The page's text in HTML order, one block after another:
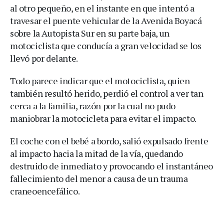
al otro pequeño, en el instante en que intentó a
travesar el puente vehicular de la Avenida Boyacá
sobre la Autopista Sur en su parte baja, un
motociclista que conducía a gran velocidad se los
llevó por delante.
Todo parece indicar que el motociclista, quien
también resultó herido, perdió el control a ver tan
cerca a la familia, razón por la cual no pudo
maniobrar la motocicleta para evitar el impacto.
El coche con el bebé a bordo, salió expulsado frente
al impacto hacia la mitad de la vía, quedando
destruido de inmediato y provocando el instantáneo
fallecimiento del menor a causa de un trauma
craneoencefálico.